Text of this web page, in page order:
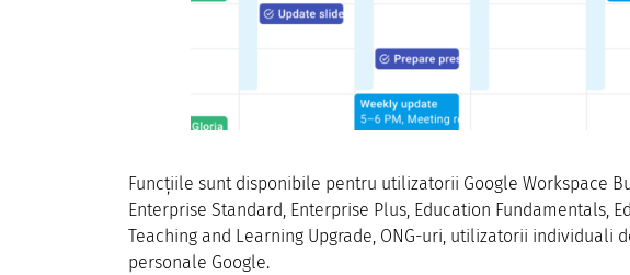
Funcțiile sunt disponibile pentru utilizatorii Google Workspace
Enterprise Standard, Enterprise Plus, Education Fundamentals,
Teaching and Learning Upgrade, ONG-uri, utilizatorii individuali
personale Google.